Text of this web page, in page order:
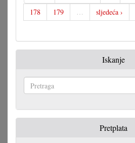
178
179 … sljedeća ›
Iskanje
Pretplata